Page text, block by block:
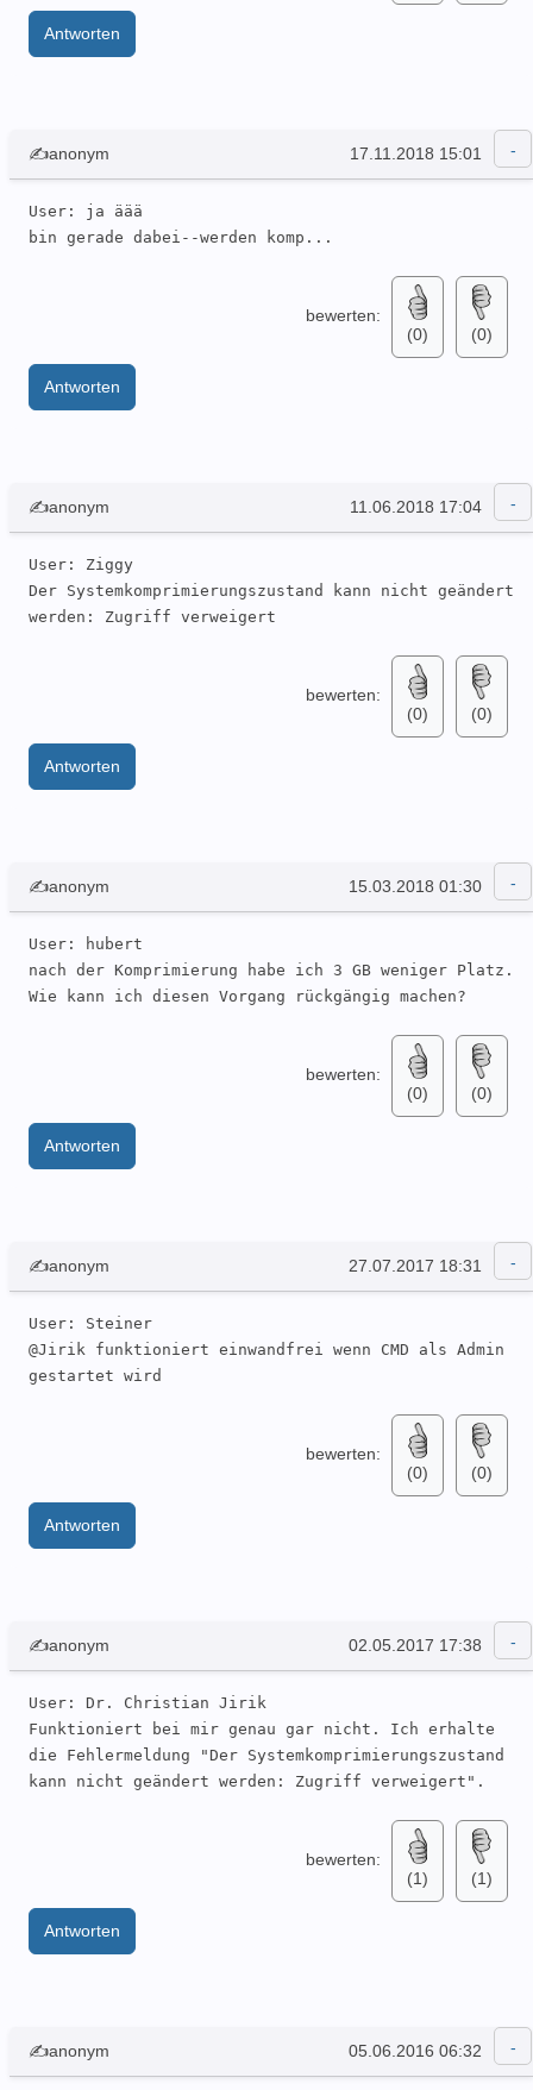
Antworten
✍anonym 17.11.2018 15:01
User: ja äää
bin gerade dabei--werden komp...
bewerten:
(0)
(0)
Antworten
✍anonym 11.06.2018 17:04
User: Ziggy
Der Systemkomprimierungszustand kann nicht geändert
bewerten:
(0)
(0)
Antworten
✍anonym 15.03.2018 01:30
User: hubert
nach der Komprimierung habe ich 3 GB weniger Platz.
Wie kann ich diesen Vorgang rückgängig machen?
bewerten:
(0)
(0)
Antworten
✍anonym 27.07.2017 18:31
User: Steiner
@Jirik funktioniert einwandfrei wenn CMD als Admin
gestartet wird
bewerten:
(0)
(0)
Antworten
✍anonym 02.05.2017 17:38
User: Dr. Christian Jirik
Funktioniert bei mir genau gar nicht. Ich erhalte
die Fehlermeldung "Der Systemkomprimierungszustand
kann nicht geändert werden: Zugriff verweigert".
bewerten:
(1)
(1)
Antworten
✍anonym 05.06.2016 06:32